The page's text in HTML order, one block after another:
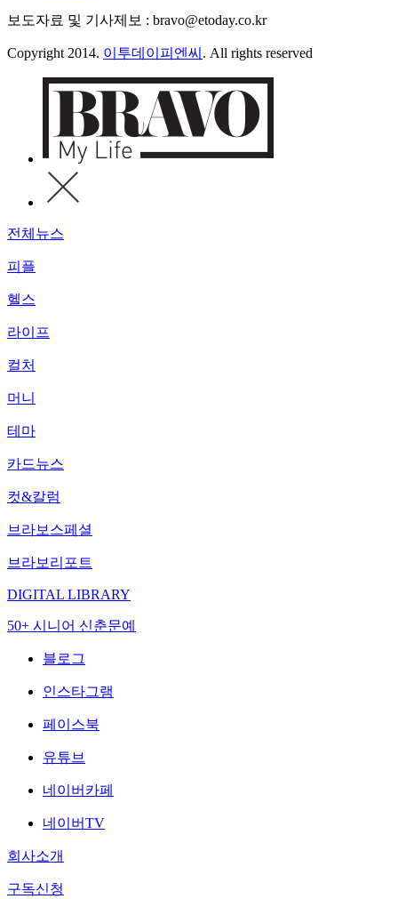
보도자료 및 기사제보 : bravo@etoday.co.kr
Copyright 2014. 이투데이피엔씨 . All rights reserved
전체뉴스
피플
헬스
라이프
컬처
머니
테마
카드뉴스
컷&칼럼
브라보스페셜
브라보리포트
DIGITAL LIBRARY
50+ 시니어 신춘문예
블로그
인스타그램
페이스북
유튜브
네이버카페
네이버TV
회사소개
구독신청